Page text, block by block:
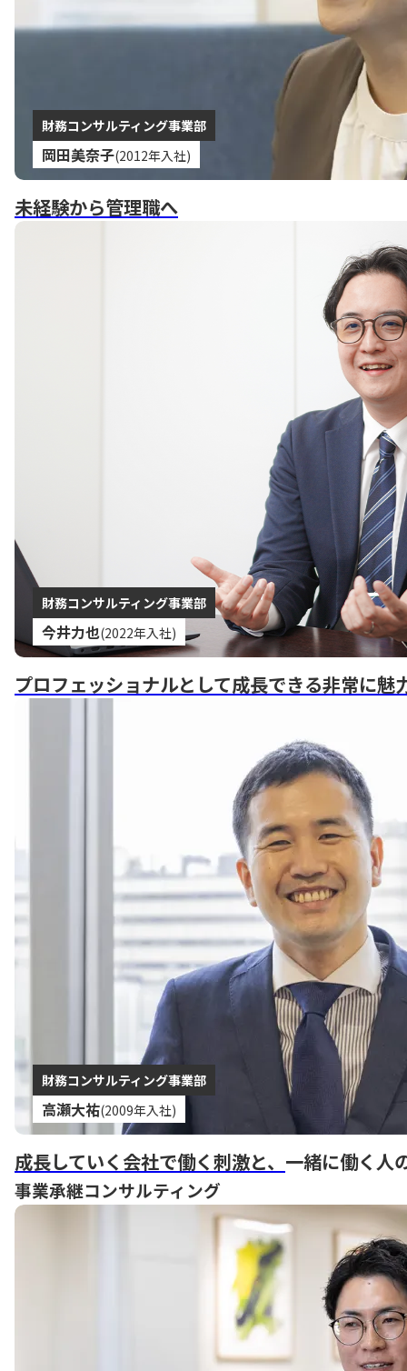
財務コンサルティング事業部
岡田美奈子(2012年入社)
未経験から管理職へ
財務コンサルティング事業部
今井力也(2022年入社)
プロフェッショナルとして成長できる非常に魅
財務コンサルティング事業部
高瀬大祐(2009年入社)
成長していく会社で働く刺激と、 一緒に働く人
事業承継コンサルティング